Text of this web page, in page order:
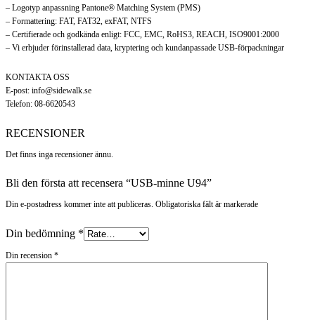
– Logotyp anpassning Pantone® Matching System (PMS)
– Formattering: FAT, FAT32, exFAT, NTFS
– Certifierade och godkända enligt: FCC, EMC, RoHS3, REACH, ISO9001:2000
– Vi erbjuder förinstallerad data, kryptering och kundanpassade USB-förpackningar
KONTAKTA OSS
E-post: info@sidewalk.se
Telefon: 08-6620543
RECENSIONER
Det finns inga recensioner ännu.
Bli den första att recensera “USB-minne U94”
Din e-postadress kommer inte att publiceras. Obligatoriska fält är markerade
Din bedömning *
Din recension *